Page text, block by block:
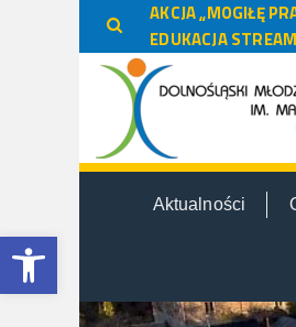
Otwórz pasek narzędzi
AKCJA „MOGIŁĘ
EDUKACJA STREAM
Aktualności